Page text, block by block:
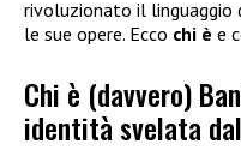
rivoluzionato il
le sue opere. Ecco chi è e
Chi è (davvero)
identità svelata